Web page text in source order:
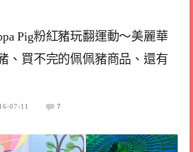
Pig粉紅豬玩翻運動～美麗華
、買不完的佩佩豬商品、還有
07-11 7